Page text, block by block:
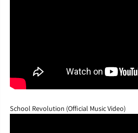
School Revolution (Official Music Video)